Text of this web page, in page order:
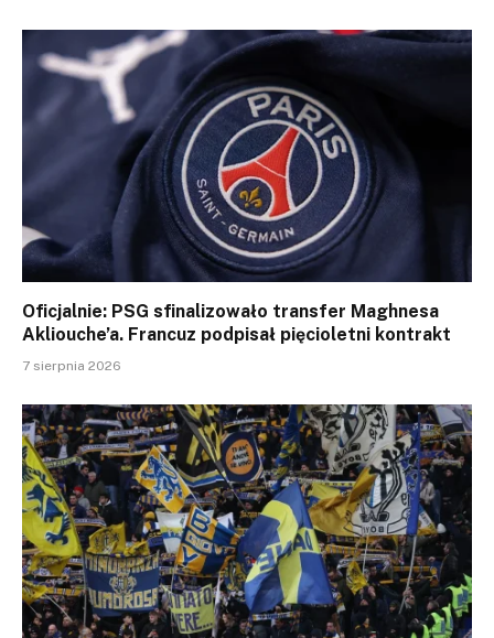
Oficjalnie: PSG sfinalizowało transfer Maghnesa
Akliouche’a. Francuz podpisał pięcioletni kontrakt
7 sierpnia 2026